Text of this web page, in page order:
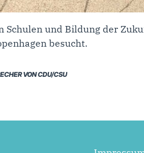
Schulen und Bildung der
besucht.
VON CDU/CSU